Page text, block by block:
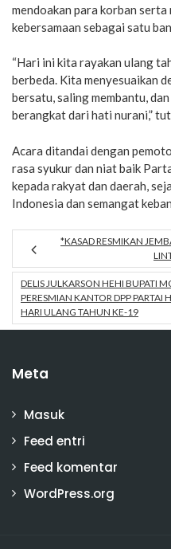
mendoakan para korban
kebersamaan sebagai satu
“Hari ini kita rayakan ulang
berbeda. Kita menyesuaikan
bersatu, saling membantu,
berangkat dari hati nurani,”
Acara ditandai dengan
rasa syukur dan niat baik
kepada rakyat dan daerah,
Indonesia dan semangat
*KASAD RESMIKAN
DELIS JULKARSON HEHI BUPATI
PERESMIAN KANTOR DPP PARTAI
HARI ULANG TAHUN KE-19
Meta
Masuk
Feed entri
Feed komentar
WordPress.org